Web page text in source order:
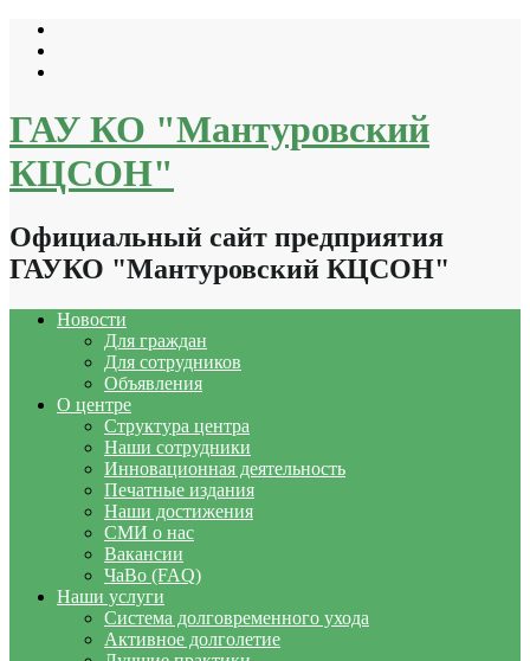
Перейти
содержимому
ГАУ КО "Мантуровский
КЦСОН"
Официальный сайт предприятия
ГАУКО "Мантуровский КЦСОН"
Новости
Для граждан
Для сотрудников
Объявления
О центре
Структура центра
Наши сотрудники
Инновационная деятельность
Печатные издания
Наши достижения
СМИ о нас
Вакансии
ЧаВо (FAQ)
Наши услуги
Система долговременного ухода
Активное долголетие